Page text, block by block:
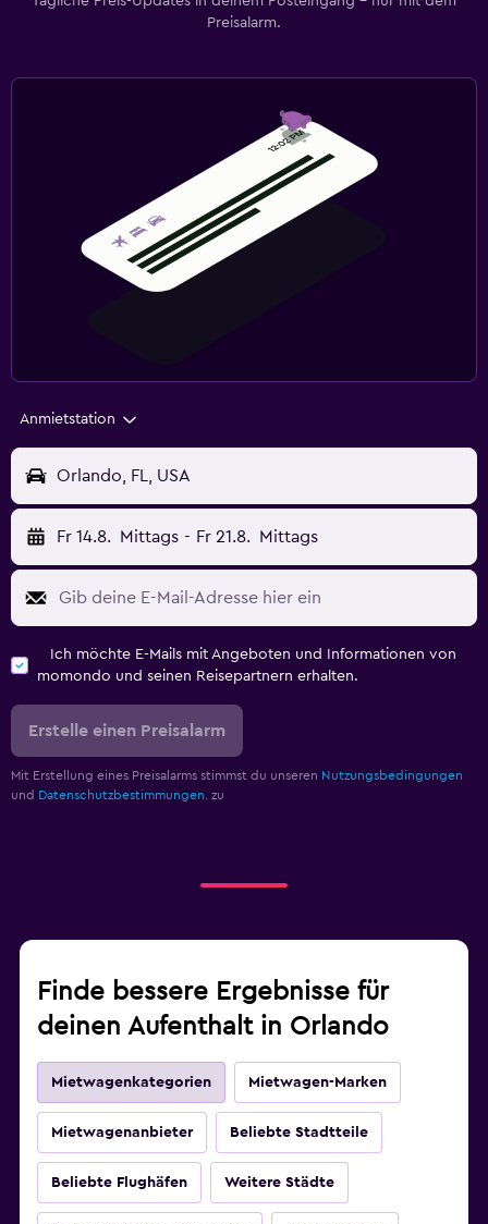
Preisalarm.
Anmietstation
Orlando, FL, USA
Fr 14.8. Mittags - Fr 21.8. Mittags
Ich möchte E-Mails mit Angeboten und Informationen von
momondo und seinen Reisepartnern erhalten.
Erstelle einen Preisalarm
Mit Erstellung eines Preisalarms stimmst du unseren Nutzungsbedingungen
und Datenschutzbestimmungen. zu
Finde bessere Ergebnisse für
deinen Aufenthalt in Orlando
Mietwagenkategorien Mietwagen-Marken
Mietwagenanbieter Beliebte Stadtteile
Beliebte Flughäfen Weitere Städte